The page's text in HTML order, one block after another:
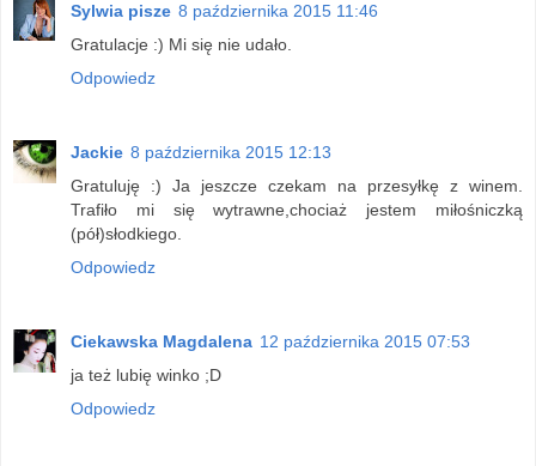
Sylwia pisze 8 października 2015 11:46
Gratulacje :) Mi się nie udało.
Odpowiedz
Jackie 8 października 2015 12:13
Gratuluję :) Ja jeszcze czekam na przesyłkę z winem.
Trafiło mi się wytrawne,chociaż jestem miłośniczką
(pół)słodkiego.
Odpowiedz
Ciekawska Magdalena 12 października 2015 07:53
ja też lubię winko ;D
Odpowiedz